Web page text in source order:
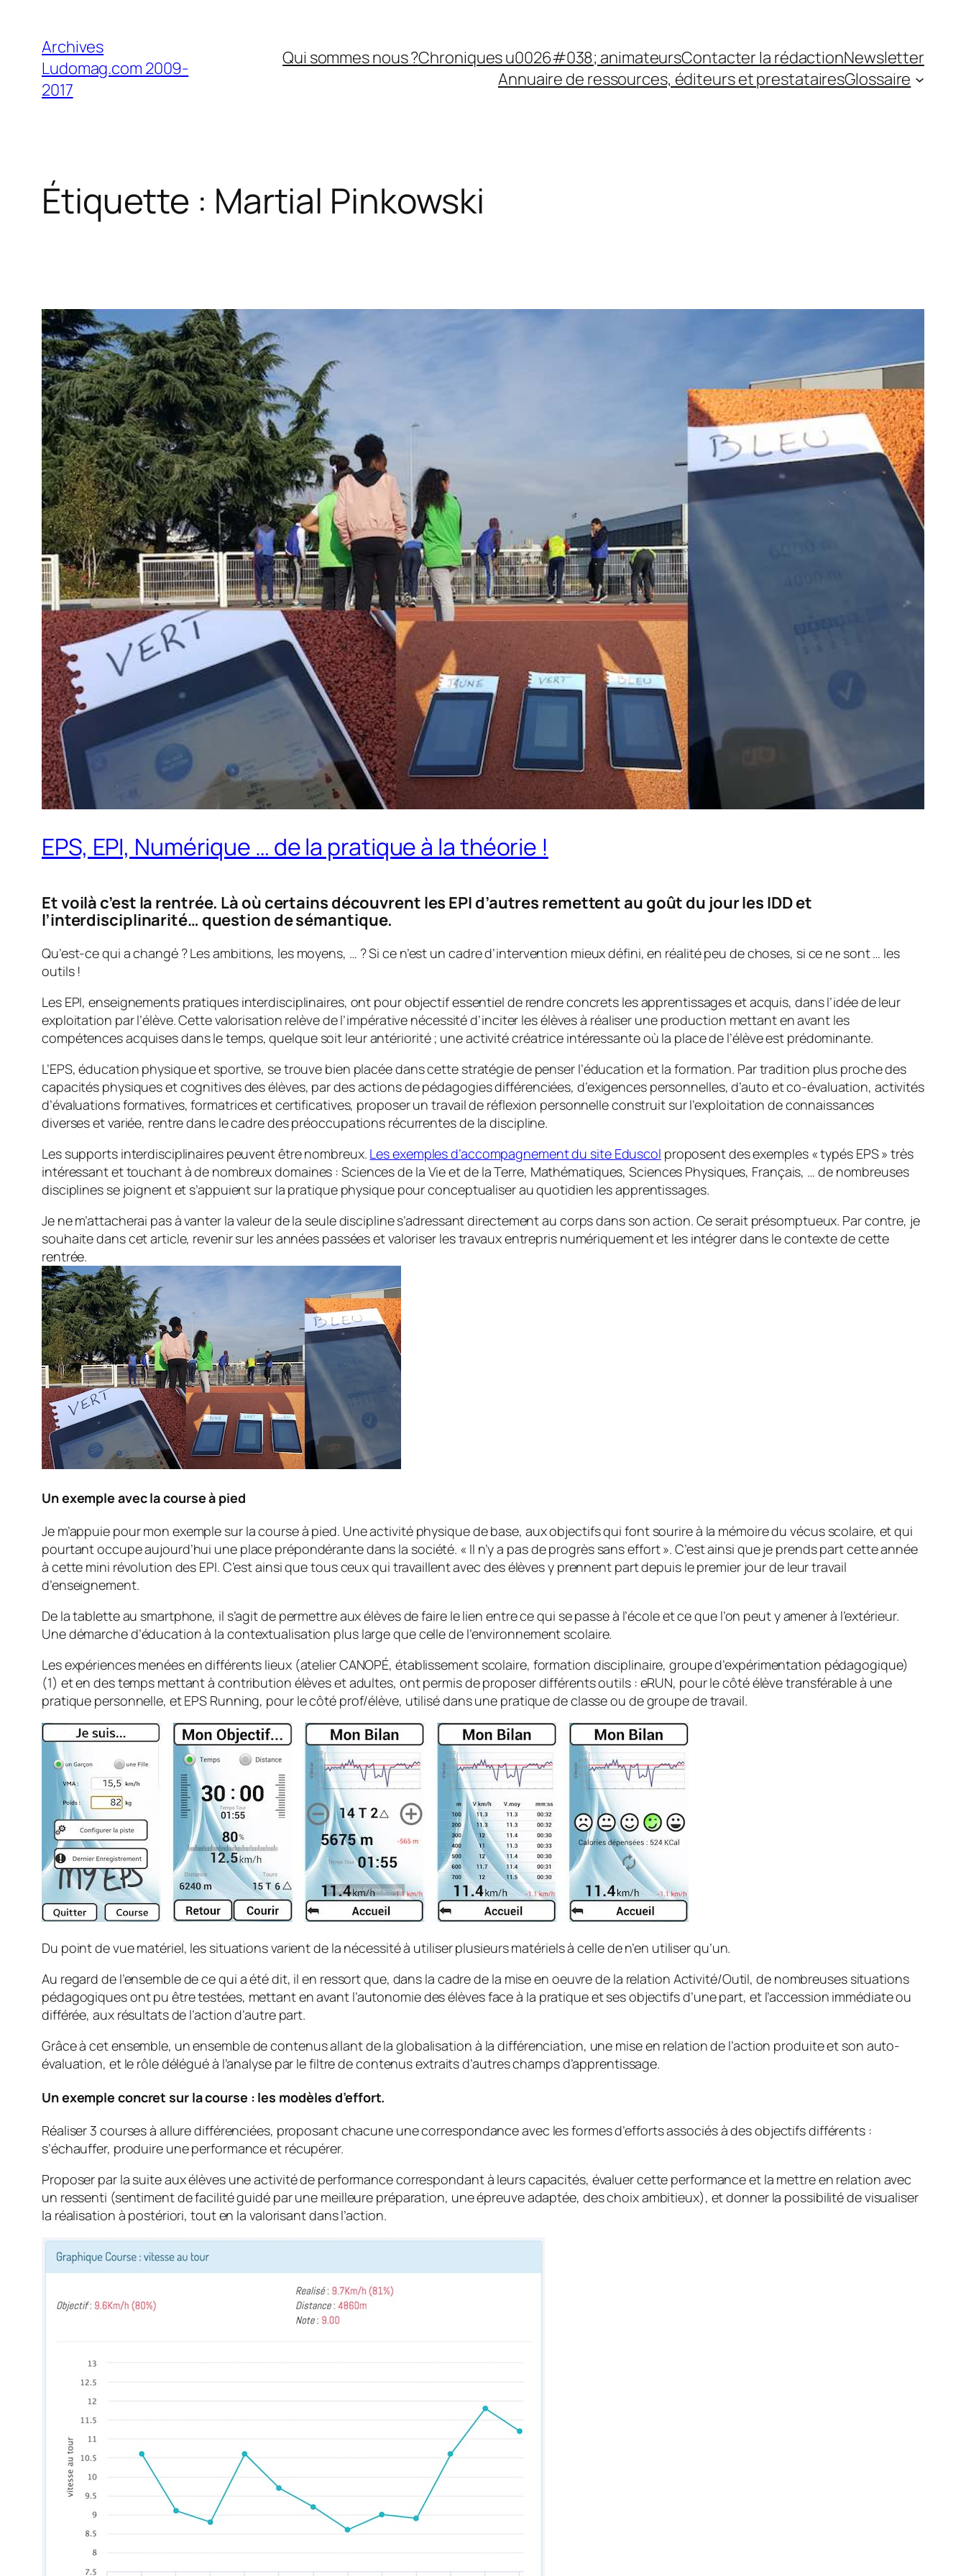
contenu
Archives
Ludomag.com 2009-
2017
Qui sommes nous ?Chroniques u0026#038; animateursContacter la rédactionNewsletter
Annuaire de ressources, éditeurs et prestatairesGlossaire
Étiquette : Martial Pinkowski
EPS, EPI, Numérique … de la pratique à la théorie !
Et voilà c’est la rentrée. Là où certains découvrent les EPI d’autres remettent au goût du jour les IDD et
l’interdisciplinarité… question de sémantique.
Qu’est-ce qui a changé ? Les ambitions, les moyens, … ? Si ce n’est un cadre d’intervention mieux défini, en réalité peu de choses, si ce ne sont … les
outils !
Les EPI, enseignements pratiques interdisciplinaires, ont pour objectif essentiel de rendre concrets les apprentissages et acquis, dans l’idée de leur
exploitation par l’élève. Cette valorisation relève de l’impérative nécessité d’inciter les élèves à réaliser une production mettant en avant les
compétences acquises dans le temps, quelque soit leur antériorité ; une activité créatrice intéressante où la place de l’élève est prédominante.
L’EPS, éducation physique et sportive, se trouve bien placée dans cette stratégie de penser l’éducation et la formation. Par tradition plus proche des
capacités physiques et cognitives des élèves, par des actions de pédagogies différenciées, d’exigences personnelles, d’auto et co-évaluation, activités
d’évaluations formatives, formatrices et certificatives, proposer un travail de réflexion personnelle construit sur l’exploitation de connaissances
diverses et variée, rentre dans le cadre des préoccupations récurrentes de la discipline.
Les supports interdisciplinaires peuvent être nombreux. Les exemples d’accompagnement du site Eduscol proposent des exemples « typés EPS » très
intéressant et touchant à de nombreux domaines : Sciences de la Vie et de la Terre, Mathématiques, Sciences Physiques, Français, … de nombreuses
disciplines se joignent et s’appuient sur la pratique physique pour conceptualiser au quotidien les apprentissages.
Je ne m’attacherai pas à vanter la valeur de la seule discipline s’adressant directement au corps dans son action. Ce serait présomptueux. Par contre, je
souhaite dans cet article, revenir sur les années passées et valoriser les travaux entrepris numériquement et les intégrer dans le contexte de cette
rentrée.
Un exemple avec la course à pied
Je m’appuie pour mon exemple sur la course à pied. Une activité physique de base, aux objectifs qui font sourire à la mémoire du vécus scolaire, et qui
pourtant occupe aujourd’hui une place prépondérante dans la société. « Il n’y a pas de progrès sans effort». C’est ainsi que je prends part cette année
à cette mini révolution des EPI. C’est ainsi que tous ceux qui travaillent avec des élèves y prennent part depuis le premier jour de leur travail
d’enseignement.
De la tablette au smartphone, il s’agit de permettre aux élèves de faire le lien entre ce qui se passe à l’école et ce que l’on peut y amener à l’extérieur.
Une démarche d’éducation à la contextualisation plus large que celle de l’environnement scolaire.
Les expériences menées en différents lieux (atelier CANOPÉ, établissement scolaire, formation disciplinaire, groupe d’expérimentation pédagogique)
(1) et en des temps mettant à contribution élèves et adultes, ont permis de proposer différents outils : eRUN, pour le côté élève transférable à une
pratique personnelle, et EPS Running, pour le côté prof/élève, utilisé dans une pratique de classe ou de groupe de travail.
Du point de vue matériel, les situations varient de la nécessité à utiliser plusieurs matériels à celle de n’en utiliser qu’un.
Au regard de l’ensemble de ce qui a été dit, il en ressort que, dans la cadre de la mise en oeuvre de la relation Activité/Outil, de nombreuses situations
pédagogiques ont pu être testées, mettant en avant l’autonomie des élèves face à la pratique et ses objectifs d’une part, et l’accession immédiate ou
différée, aux résultats de l’action d’autre part.
Grâce à cet ensemble, un ensemble de contenus allant de la globalisation à la différenciation, une mise en relation de l’action produite et son auto-
évaluation, et le rôle délégué à l’analyse par le filtre de contenus extraits d’autres champs d’apprentissage.
Un exemple concret sur la course : les modèles d’effort.
Réaliser 3 courses à allure différenciées, proposant chacune une correspondance avec les formes d’efforts associés à des objectifs différents :
s’échauffer, produire une performance et récupérer.
Proposer par la suite aux élèves une activité de performance correspondant à leurs capacités, évaluer cette performance et la mettre en relation avec
un ressenti (sentiment de facilité guidé par une meilleure préparation, une épreuve adaptée, des choix ambitieux), et donner la possibilité de visualiser
la réalisation à postériori, tout en la valorisant dans l’action.